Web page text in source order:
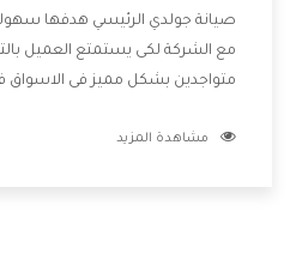
صيانة جولدي الرئيسي هدفها
مع الشركة لكى يستمتع العميل
متواجدين بشكل مميز فى الاسواق
الشركة بها والتى تكون منها خدمة
مشاهدة المزيد